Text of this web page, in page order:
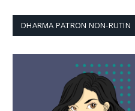
DHARMA PATRON NON-RUTIN